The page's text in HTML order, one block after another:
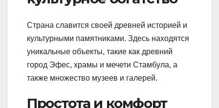
Страна славится своей древней историей и
культурными памятниками. Здесь находятся
уникальные объекты, такие как древний
город Эфес, храмы и мечети Стамбула, а
также множество музеев и галерей.
Простота и комфорт